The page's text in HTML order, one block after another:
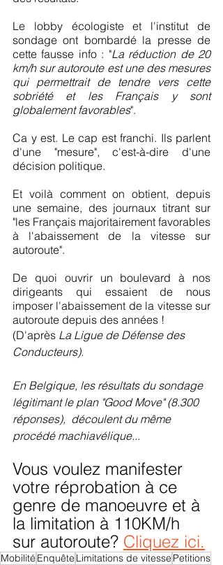
Le lobby écologiste et l'institut de
sondage ont bombardé la presse de
cette fausse info : "La réduction de 20
km/h sur autoroute est une des mesures
qui permettrait de tendre vers cette
sobriété et les Français y sont
globalement favorables".
Ca y est. Le cap est franchi. Ils parlent
d'une "mesure", c'est-à-dire d'une
décision politique.
Et voilà comment on obtient, depuis
une semaine, des journaux titrant sur
"les Français majoritairement favorables
à l'abaissement de la vitesse sur
autoroute".
De quoi ouvrir un boulevard à nos
dirigeants qui essaient de nous
imposer l'abaissement de la vitesse sur
autoroute depuis des années !
(D'après La Ligue de Défense des
Conducteurs).
En Belgique, les résultats du sondage
légitimant le plan "Good Move" (8.300
réponses),  découlent du même
procédé machiavélique...
Vous voulez manifester
votre réprobation à ce
genre de manoeuvre et à
la limitation à 110KM/h
sur autoroute? Cliquez ici.
Mobilité Enquête Limitations de vitesse Petitions